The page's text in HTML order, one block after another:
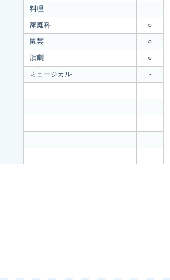
料理
-
家庭科
○
園芸
○
演劇
○
ミュージカル
-